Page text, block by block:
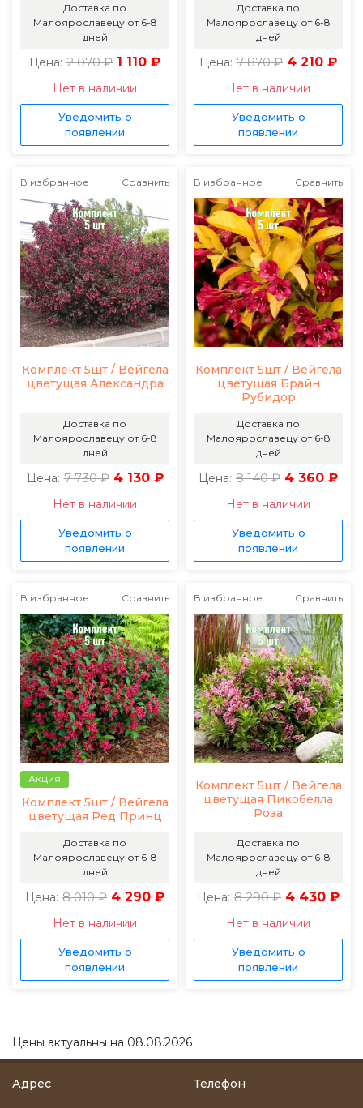
Доставка по
Малоярославецу от 6-8
дней
Цена: 2 070 ₽ 1 110 ₽
Нет в наличии
Уведомить о
появлении
Доставка по
Малоярославецу от 6-8
дней
Цена: 7 870 ₽ 4 210 ₽
Нет в наличии
Уведомить о
появлении
В избранное Сравнить
Комплект 5шт / Вейгела
цветущая Александра
Доставка по
Малоярославецу от 6-8
дней
Цена: 7 730 ₽ 4 130 ₽
Нет в наличии
Уведомить о
появлении
В избранное Сравнить
Комплект 5шт / Вейгела
цветущая Брайн
Рубидор
Доставка по
Малоярославецу от 6-8
дней
Цена: 8 140 ₽ 4 360 ₽
Нет в наличии
Уведомить о
появлении
В избранное Сравнить
Акция
Комплект 5шт / Вейгела
цветущая Ред Принц
Доставка по
Малоярославецу от 6-8
дней
Цена: 8 010 ₽ 4 290 ₽
Нет в наличии
Уведомить о
появлении
В избранное Сравнить
Комплект 5шт / Вейгела
цветущая Пикобелла
Роза
Доставка по
Малоярославецу от 6-8
дней
Цена: 8 290 ₽ 4 430 ₽
Нет в наличии
Уведомить о
появлении
Цены актуальны на 08.08.2026
Адрес Телефон